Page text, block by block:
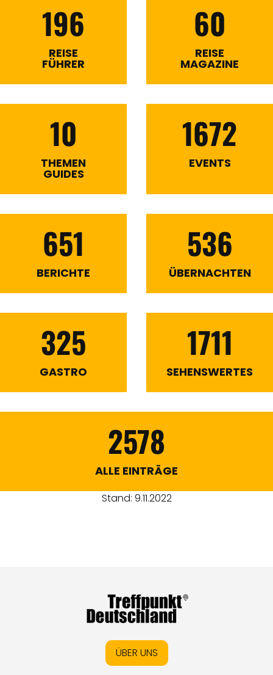
196
REISE
FÜHRER
60
REISE
MAGAZINE
10
THEMEN
GUIDES
1672
EVENTS
651
BERICHTE
536
ÜBERNACHTEN
325
GASTRO
1711
SEHENSWERTES
2578
ALLE EINTRÄGE
Stand: 9.11.2022
ÜBER UNS